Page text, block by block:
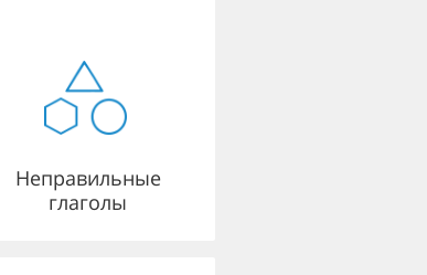
Неправильные
глаголы